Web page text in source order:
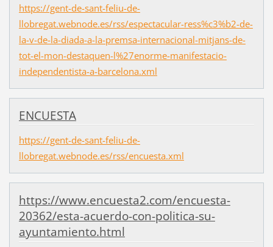
https://gent-de-sant-feliu-de-
llobregat.webnode.es/rss/espectacular-ress%c3%b2-de-
la-v-de-la-diada-a-la-premsa-internacional-mitjans-de-
tot-el-mon-destaquen-l%27enorme-manifestacio-
independentista-a-barcelona.xml
ENCUESTA
https://gent-de-sant-feliu-de-
llobregat.webnode.es/rss/encuesta.xml
https://www.encuesta2.com/encuesta-
20362/esta-acuerdo-con-politica-su-
ayuntamiento.html